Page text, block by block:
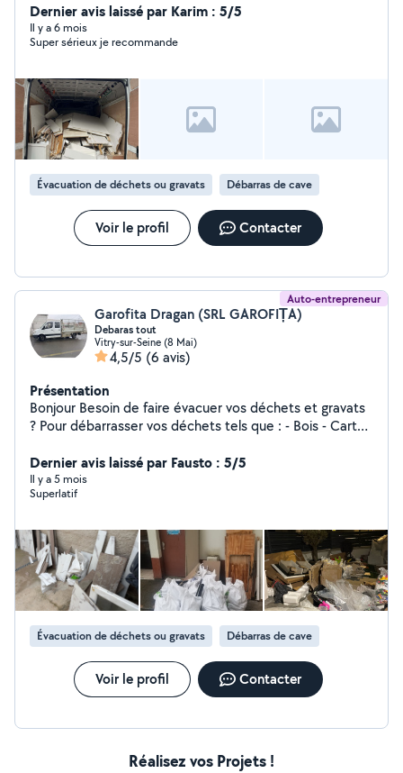
professionnalisme et qualité.
Dernier avis laissé par Karim : 5/5
Il y a 6 mois
Super sérieux je recommande
Évacuation de déchets ou gravats Débarras de cave
Voir le profil Contacter
Auto-entrepreneur
Garofita Dragan (SRL GAROFIȚA)
Debaras tout
Vitry-sur-Seine (8 Mai)
4,5/5 (6 avis)
Présentation
Bonjour Besoin de faire évacuer vos déchets et gravats
? Pour débarrasser vos déchets tels que : - Bois - Carton
Encombrants - Plastique -déchets végétaux Dans vos
locaux tel que : - Appartement - Maison - Cave -
Boutique - Commerce - Bureaux - Entreprise - Usine -
également des travaux de démolitions, de terasse
N'hésitez pas à nous contacter au Nous sommes
disponibles 7j/7. Nous nous déplaçons dans toute Île De
France. Devis Et Déplacement Gratuit.
Dernier avis laissé par Fausto : 5/5
Il y a 5 mois
Superlatif
Évacuation de déchets ou gravats Débarras de cave
Voir le profil Contacter
Réalisez vos Projets !